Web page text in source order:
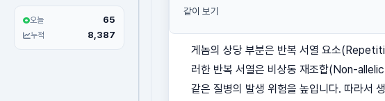
오늘 65
누적 8,387
같이 보기
게놈의 상당 부분은 반복 서열 요소
러한 반복 서열은 비상동 재조합(Non-
같은 질병의 발생 위험을 높입니다. 따라서